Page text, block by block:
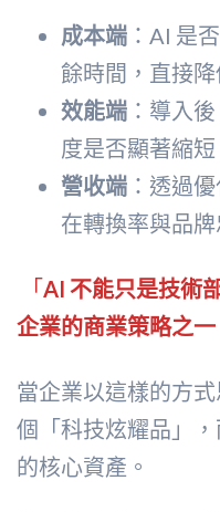
成本端 ：AI 是
餘時間，直接
效能端 ：導入
度是否顯著縮短
營收端 ：透過
在轉換率與品
「AI 不能只是技術
企業的商業策略之一
當企業以這樣的方
個「科技炫耀品」
的核心資產。